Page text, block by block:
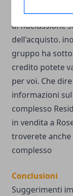
assicurativa
di fideiussione
dell'acquisto.
gruppo ha
credito potete
per voi. Che
informazioni
complesso
in vendita a
troverete
complesso
Conclusioni
Suggerimenti